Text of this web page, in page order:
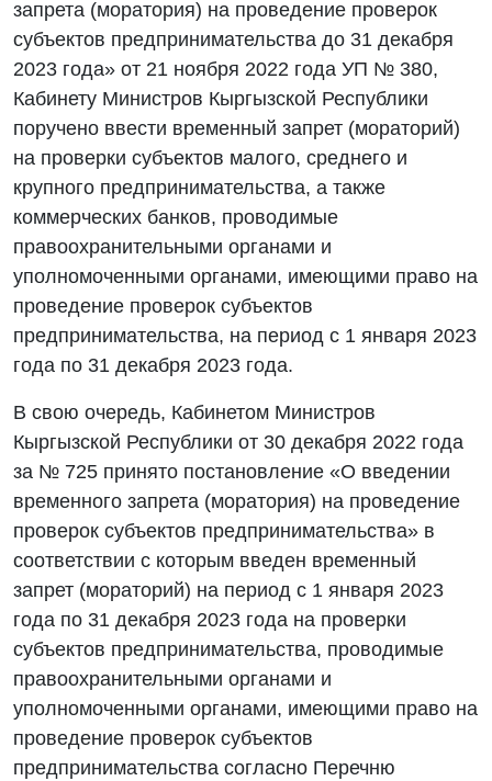
запрета (моратория) на проведение проверок
субъектов предпринимательства до 31 декабря
2023 года» от 21 ноября 2022 года УП № 380,
Кабинету Министров Кыргызской Республики
поручено ввести временный запрет (мораторий)
на проверки субъектов малого, среднего и
крупного предпринимательства, а также
коммерческих банков, проводимые
правоохранительными органами и
уполномоченными органами, имеющими право на
проведение проверок субъектов
предпринимательства, на период с 1 января 2023
года по 31 декабря 2023 года.
В свою очередь, Кабинетом Министров
Кыргызской Республики от 30 декабря 2022 года
за № 725 принято постановление «О введении
временного запрета (моратория) на проведение
проверок субъектов предпринимательства» в
соответствии с которым введен временный
запрет (мораторий) на период с 1 января 2023
года по 31 декабря 2023 года на проверки
субъектов предпринимательства, проводимые
правоохранительными органами и
уполномоченными органами, имеющими право на
проведение проверок субъектов
предпринимательства согласно Перечню